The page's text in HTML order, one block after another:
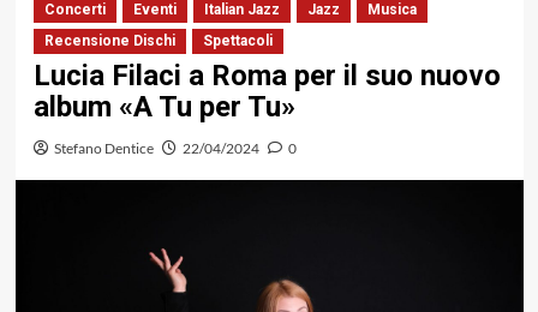
Concerti Eventi Italian Jazz Jazz
Musica
Recensione Dischi
Spettacoli
Lucia Filaci a Roma per il suo nuovo
album «A Tu per Tu»
Stefano Dentice 22/04/2024 0